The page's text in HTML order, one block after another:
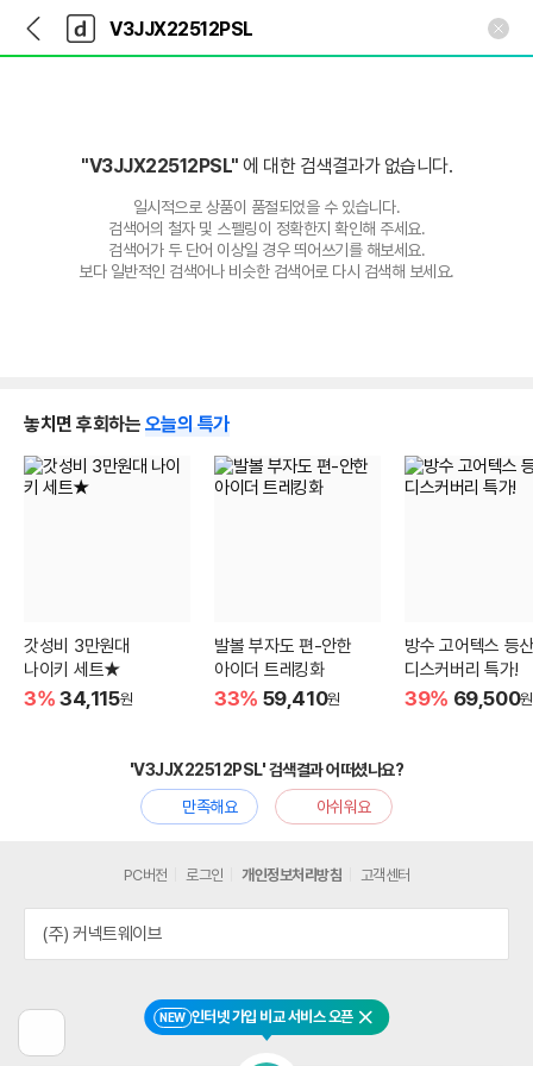
다
나
와
가
다
와
"V3JJX22512PSL" 에 대한 검색결과가 없습니다.
일시적으로 상품이 품절되었을 수 있습니다.
검색어의 철자 및 스펠링이 정확한지 확인해 주세요.
검색어가 두 단어 이상일 경우 띄어쓰기를 해보세요.
보다 일반적인 검색어나 비슷한 검색어로 다시 검색해 보세요.
놓치면 후회하는 오늘의 특가
갓성비 3만원대
나이키 세트★
3% 34,115원
발볼 부자도 편-안한
아이더 트레킹화
33% 59,410원
방수 고어텍스 등
디스커버리 특가!
39% 69,500원
'V3JJX22512PSL' 검색결과 어떠셨나요?
만족해요
아쉬워요
전
NEW 인터넷 가입 비교 서비스 오픈 닫기
PC버전 로그인 개인정보처리방침 고객센터
(주) 커넥트웨이브